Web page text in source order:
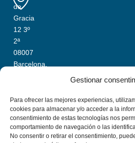
Gestionar
Para ofrecer las mejores experiencias,
cookies para almacenar y/o acceder a la
consentimiento de estas tecnologías nos
comportamiento de navegación o las
No consentir o retirar el consentimiento,
de
Gracia
12 3º
2ª
08007
Barcelona,
Ufficio
Costa
Brava
+34